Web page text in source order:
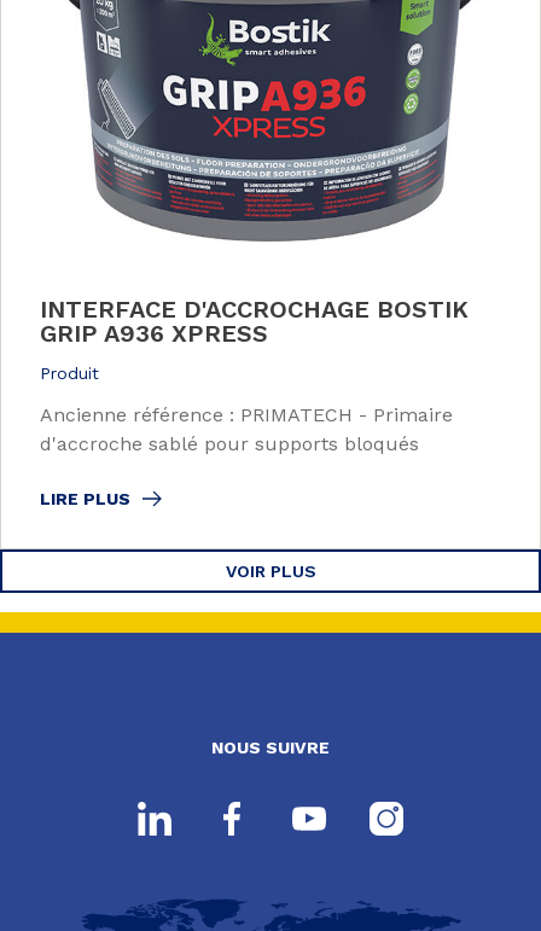
INTERFACE D'ACCROCHAGE BOSTIK
GRIP A936 XPRESS
Produit
Ancienne référence : PRIMATECH - Primaire
d'accroche sablé pour supports bloqués
LIRE PLUS
VOIR PLUS
NOUS SUIVRE